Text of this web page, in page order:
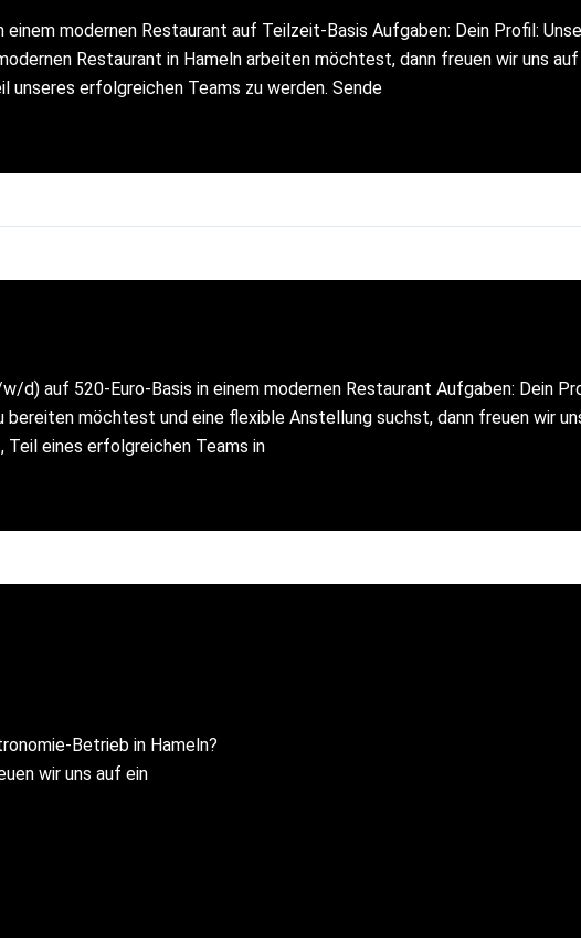
modernen Restaurant auf Teilzeit-Basis Aufgaben: Dein Profil:
Restaurant in Hameln arbeiten möchtest, dann freuen wir uns
erfolgreichen Teams zu werden. Sende
auf 520-Euro-Basis in einem modernen Restaurant Aufgaben: Dein
bereiten möchtest und eine flexible Anstellung suchst, dann freuen wir
eines erfolgreichen Teams in
Betrieb in Hameln?
wir uns auf ein